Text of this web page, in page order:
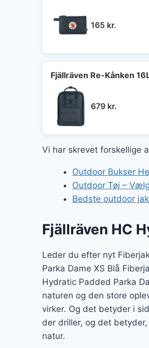
165 kr.
Fjällräven Re-Kånken
679 kr.
Vi har skrevet forskellige
Outdoor Bukser
Outdoor Tøj –
Bedste outdoor
Fjällräven HC
Leder du efter nyt
Parka Dame XS Blå
Hydratic Padded Parka
naturen og den store
virker. Og det betyder i
der driller, og det
natur.